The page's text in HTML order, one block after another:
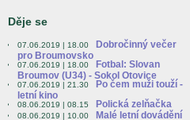
Děje se
07.06.2019 | 18.00 Dobročinný večer
pro Broumovsko
07.06.2019 | 18.00
Fotbal: Slovan
Broumov (U34) - Sokol Otovice
07.06.2019 | 21.30
Po čem muži touží -
letní kino
08.06.2019 | 08.15
Polická zelňačka
08.06.2019 | 10.00 Malé letní dovádění